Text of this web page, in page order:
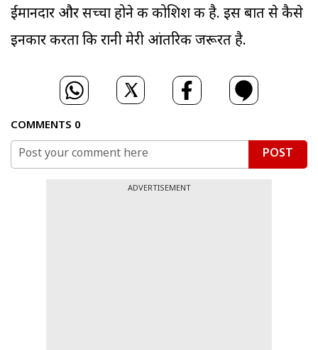
ईमानदार और सच्चा होने की कोशिश की है. इस बात से कैसे
इनकार करता कि रानी मेरी आंतरिक जरूरत है.
COMMENTS 0
POST
ADVERTISEMENT